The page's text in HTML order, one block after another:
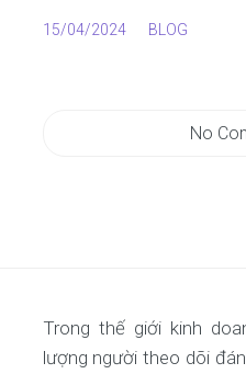
15/04/2024 BLOG
No
Trong thế giới kinh
lượng người theo dõi